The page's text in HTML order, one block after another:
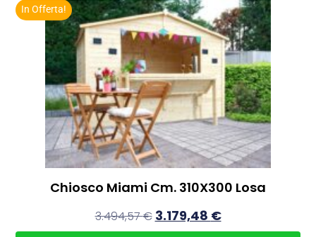
In Offerta!
Chiosco Miami Cm. 310X300 Losa
3.494,57€ 3.179,48 €